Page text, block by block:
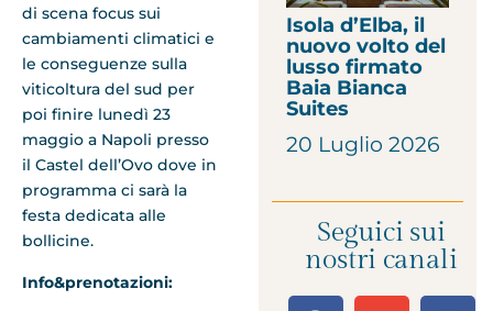
di scena focus sui
cambiamenti climatici e
le conseguenze sulla
viticoltura del sud per
poi finire lunedì 23
maggio a Napoli presso
il Castel dell’Ovo dove in
programma ci sarà la
festa dedicata alle
bollicine.
Info&prenotazioni:
Isola d’Elba, il
nuovo volto del
lusso firmato
Baia Bianca
Suites
20 Luglio 2026
Seguici sui
nostri canali